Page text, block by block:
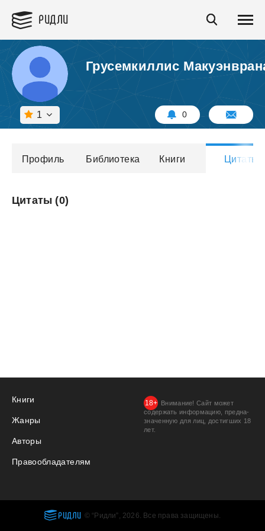
РИДЛИ
Грусемкиллис
1 0
Профиль Библиотека Книги Цитаты
Цитаты (0)
Книги
Жанры
Авторы
Правообладателям
Внимание! Сайт может
содержать информацию, предна­
значенную для лиц, дости­гших 18
лет.
РИДЛИ © “Ридли”, 2026. Все права защищены.